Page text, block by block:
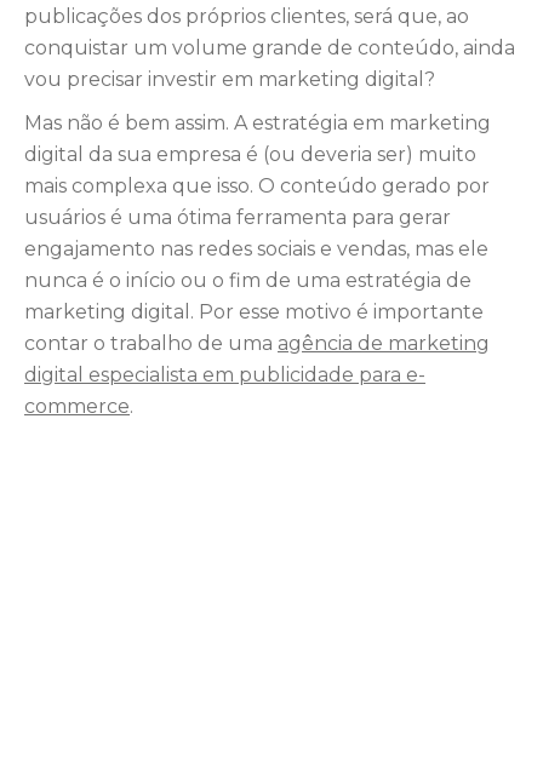
publicações dos próprios clientes, será que, ao
conquistar um volume grande de conteúdo, ainda
vou precisar investir em marketing digital?
Mas não é bem assim. A estratégia em marketing
digital da sua empresa é (ou deveria ser) muito
mais complexa que isso. O conteúdo gerado por
usuários é uma ótima ferramenta para gerar
engajamento nas redes sociais e vendas, mas ele
nunca é o início ou o fim de uma estratégia de
marketing digital. Por esse motivo é importante
contar o trabalho de uma agência de marketing
digital especialista em publicidade para e-
commerce.